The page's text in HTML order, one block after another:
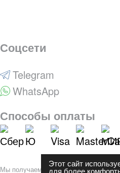
Этот сайт
для более
Соцсети
Telegram
WhatsApp
Способы оплаты
Мы получаем и обрабатываем